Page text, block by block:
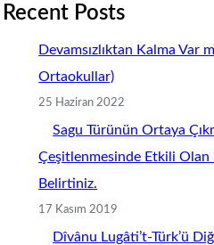
Recent Posts
Devamsızlıktan Kalma Var
Ortaokullar)
25 Haziran 2022
Sagu Türünün Ortaya
Çeşitlenmesinde Etkili Olan
Belirtiniz.
17 Kasım 2019
Dîvânu Lugâti’t-Türk’ü